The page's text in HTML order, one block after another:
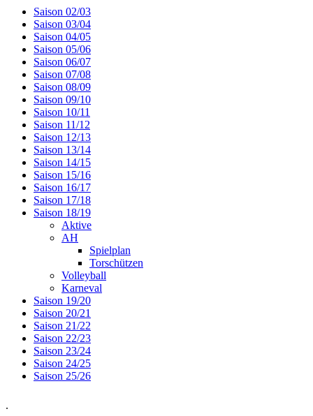
Saison 02/03
Saison 03/04
Saison 04/05
Saison 05/06
Saison 06/07
Saison 07/08
Saison 08/09
Saison 09/10
Saison 10/11
Saison 11/12
Saison 12/13
Saison 13/14
Saison 14/15
Saison 15/16
Saison 16/17
Saison 17/18
Saison 18/19
Aktive
AH
Spielplan
Torschützen
Volleyball
Karneval
Saison 19/20
Saison 20/21
Saison 21/22
Saison 22/23
Saison 23/24
Saison 24/25
Saison 25/26
.